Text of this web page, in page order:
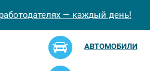
— каждый день!
АВТОМОБИЛИ